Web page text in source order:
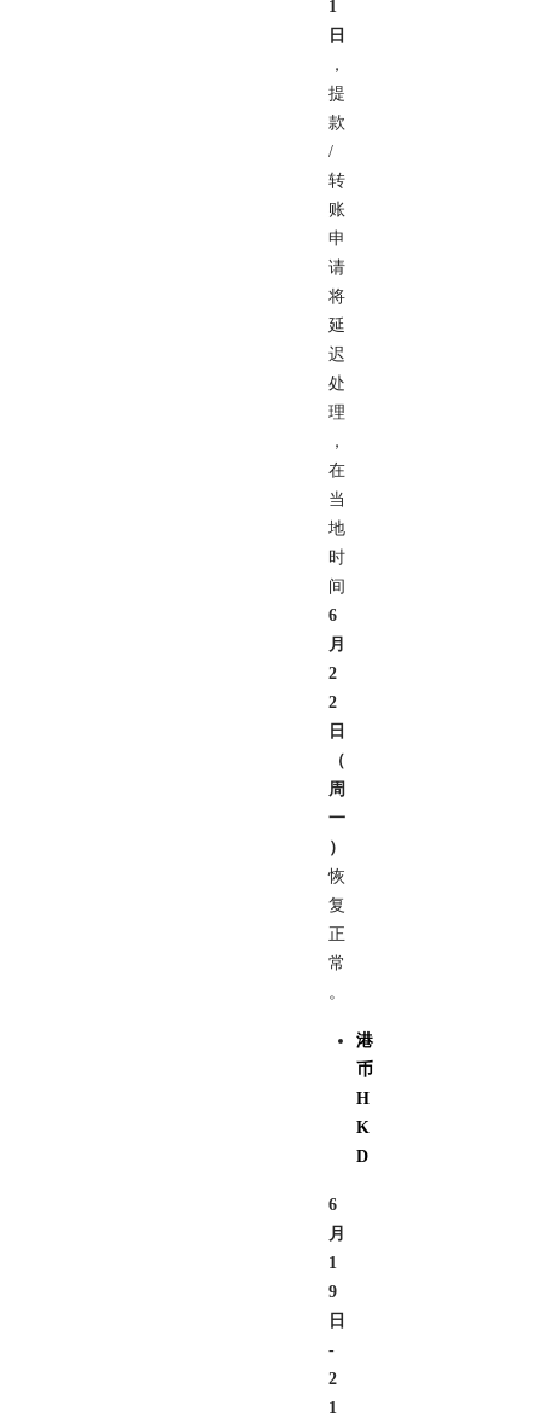
1
日
，
提
款
/
转
账
申
请
将
延
迟
处
理
，
在
当
地
时
间
6
月
2
2
日
（
周
一
）
恢
复
正
常
。
港
币
H
K
D
6
月
1
9
日
-
2
1